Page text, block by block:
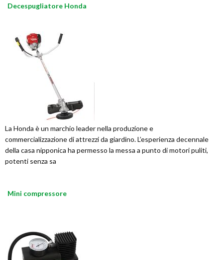
Decespugliatore Honda
La Honda è un marchio leader nella produzione e
commercializzazione di attrezzi da giardino. L’esperienza decennale
della casa nipponica ha permesso la messa a punto di motori puliti,
potenti senza sa
Mini compressore